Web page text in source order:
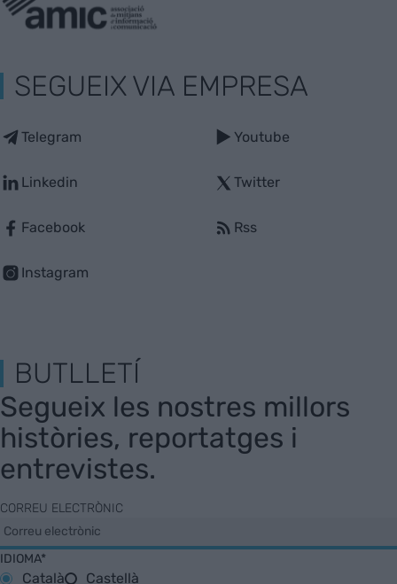
SEGUEIX VIA EMPRESA
Telegram
Linkedin
Facebook
Instagram
Youtube
Twitter
Rss
BUTLLETÍ
Segueix les nostres millors
històries, reportatges i
entrevistes.
CORREU ELECTRÒNIC
IDIOMA*
Català Castellà